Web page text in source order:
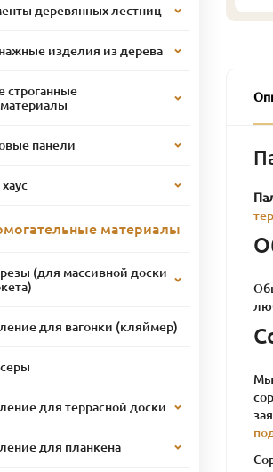
Мы
деревянных лестниц
изделия из дерева
строганные
панели
материалы
(для массивной доски
для вагонки (кляймер)
для террасной доски
для планкена